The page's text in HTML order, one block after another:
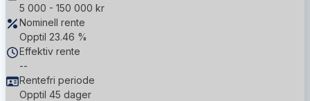
5 000 - 150 000 kr
Nominell rente
Opptil 23.46 %
Effektiv rente
--
Rentefri periode
Opptil 45 dager